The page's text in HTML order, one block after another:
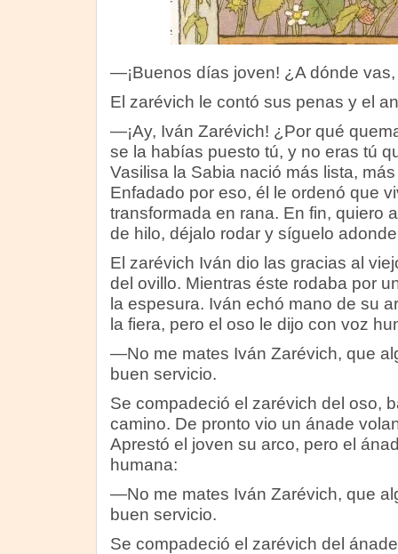
—¡Buenos días joven! ¿A dónde
El zarévich le contó sus penas y el
—¡Ay, Iván Zarévich! ¿Por qué
se la habías puesto tú, y no eras tú
Vasilisa la Sabia nació más lista,
Enfadado por eso, él le ordenó que
transformada en rana. En fin, quiero
de hilo, déjalo rodar y síguelo
El zarévich Iván dio las gracias al
del ovillo. Mientras éste rodaba por
la espesura. Iván echó mano de su
la fiera, pero el oso le dijo con voz
—No me mates Iván Zarévich, que
buen servicio.
Se compadeció el zarévich del oso,
camino. De pronto vio un ánade
Aprestó el joven su arco, pero el
humana:
—No me mates Iván Zarévich, que
buen servicio.
Se compadeció el zarévich del